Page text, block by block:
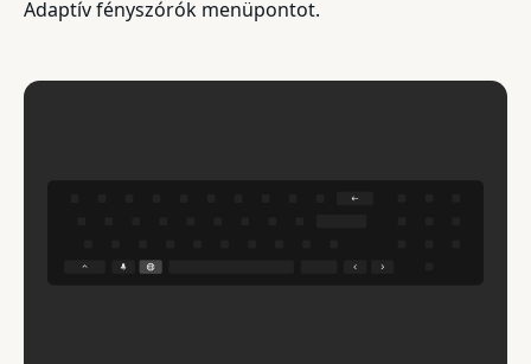
Adaptív fényszórók menüpontot.